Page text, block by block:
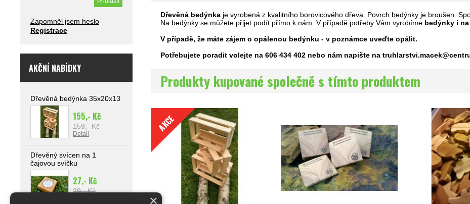
Zapomněl jsem heslo
Registrace
AKČNÍ NABÍDKY
Dřevěná bedýnka 35x20x13
155,- Kč
159,- Kč
Detail
Dřevěný svícen na 1
čajovou svíčku
27,- Kč
29,- Kč
Dřevěná bedýnka je vyrobená z kvalitního borovicového dřeva. Povrch bedýnky je broušen.
Na bedýnky se můžete přijet podít přímo k nám. V případě potřeby Vám vyrobíme bedýnky i na
V případě, že máte zájem o opálenou bedýnku - v poznámce uveďte opálit.
Potřebujete poradit volejte na 606 434 402 nebo nám napište na
Produkty kupované společně s tímto produktem
AKCE
×